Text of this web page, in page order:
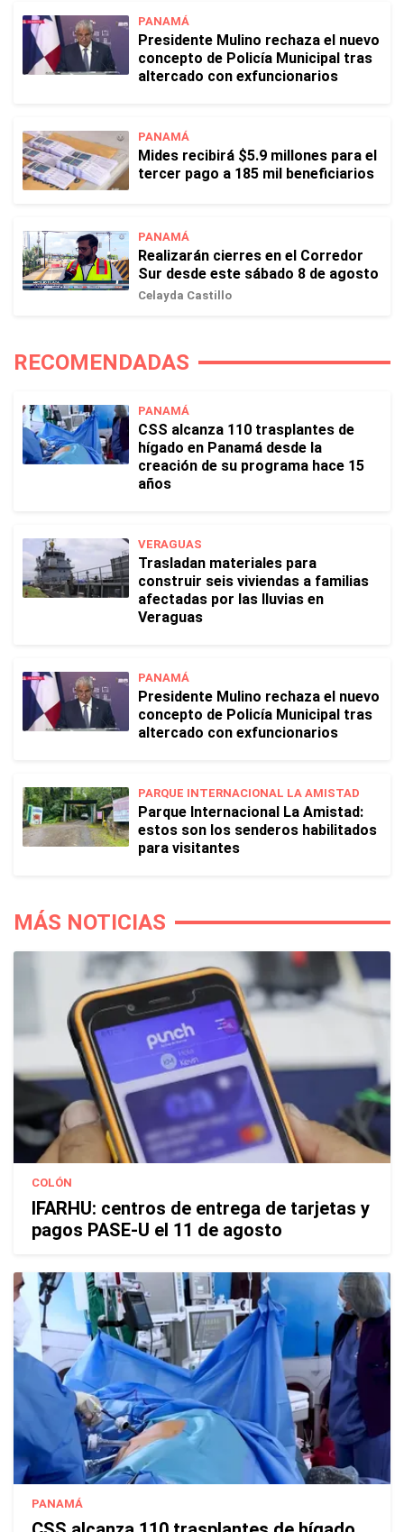
PANAMÁ
Presidente Mulino rechaza el nuevo
concepto de Policía Municipal tras
altercado con exfuncionarios
PANAMÁ
Mides recibirá $5.9 millones para el
tercer pago a 185 mil beneficiarios
PANAMÁ
Realizarán cierres en el Corredor
Sur desde este sábado 8 de agosto
Celayda Castillo
RECOMENDADAS
PANAMÁ
CSS alcanza 110 trasplantes de
hígado en Panamá desde la
creación de su programa hace 15
años
VERAGUAS
Trasladan materiales para
construir seis viviendas a familias
afectadas por las lluvias en
Veraguas
PANAMÁ
Presidente Mulino rechaza el nuevo
concepto de Policía Municipal tras
altercado con exfuncionarios
PARQUE INTERNACIONAL LA AMISTAD
Parque Internacional La Amistad:
estos son los senderos habilitados
para visitantes
MÁS NOTICIAS
COLÓN
IFARHU: centros de entrega de tarjetas y
pagos PASE-U el 11 de agosto
PANAMÁ